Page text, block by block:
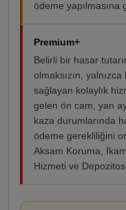
ödeme yapılmasına
Premium+
Belirli bir hasar
olmaksızın,
sağlayan kolaylık
gelen ön cam, yan
kaza durumlarında
ödeme gerekliliğini
Aksam Koruma,
Hizmeti ve